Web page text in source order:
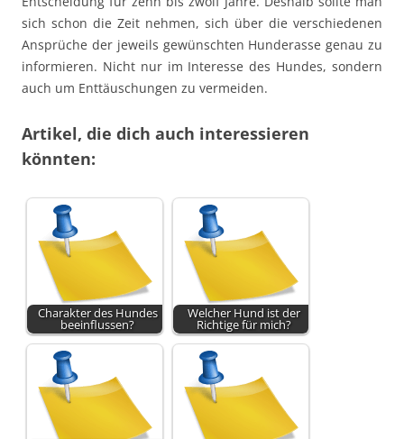
sich schon die Zeit nehmen, sich über die verschiedenen
Ansprüche der jeweils gewünschten Hunderasse genau zu
informieren. Nicht nur im Interesse des Hundes, sondern
auch um Enttäuschungen zu vermeiden.
Artikel, die dich auch interessieren
könnten:
Charakter des Hundes
beeinflussen?
Welcher Hund ist der
Richtige für mich?